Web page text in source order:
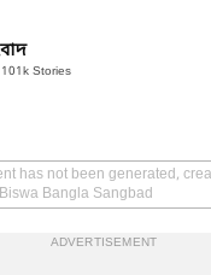
101k Stories
has not been generated,
Bangla Sangbad
ADVERTISEMENT